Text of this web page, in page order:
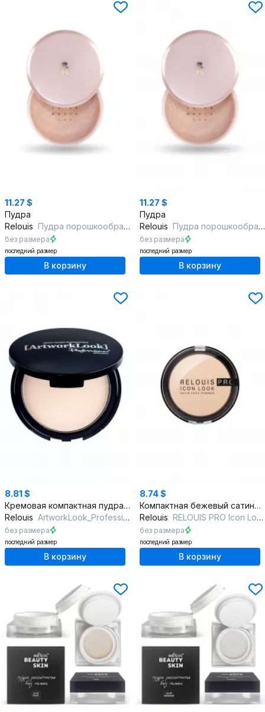
11.27 $
Пудра
Relouis Пудра порошкообразная Relouis тон 110 бежевый
без размера
последний размер
В корзину
11.27 $
Пудра
Relouis Пудра порошкообразная Relouis тон 25 натуральный бежевый
без размера
последний размер
В корзину
8.81 $
Кремовая компактная пудра бежевый, 10 г, матовое покрытие
Relouis ArtworkLook_Professional тон 02 бежевая пастель
без размера
последний размер
В корзину
8.74 $
Компактная бежевый сатиновый тональный праймер компании RELOUIS
Relouis RELOUIS PRO Icon Look Satin Face Powder 005
без размера
последний размер
В корзину